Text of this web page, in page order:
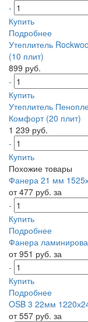
-
Купить
Подробнее
Утеплитель
(10 плит)
899 руб.
-
Купить
Утеплитель
Комфорт (20 плит)
1 239 руб.
-
Купить
Похожие товары
Фанера 21 мм
от 477 руб. за
-
Купить
Подробнее
Фанера
от 951 руб. за
-
Купить
Подробнее
OSB 3 22мм
от 557 руб. за